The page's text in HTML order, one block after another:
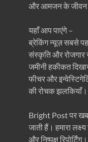
और आमजन के जीवन
यहाँ आप पाएंगे –
ब्रेकिंग न्यूज़ सबसे
संस्कृति और रोजगार
जमीनी हकीकत
फीचर और
की रोचक झलकियाँ।
Bright Post पर
जाती हैं। हमारा
और निष्पक्ष